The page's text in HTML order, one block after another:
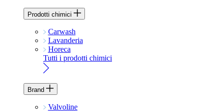
Prodotti chimici
Carwash
Lavanderia
Horeca
Tutti i prodotti chimici
Brand
Valvoline